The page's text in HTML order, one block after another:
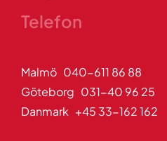
Telefon
Malmö 040-611 86 88
Göteborg 031-40 96 25
Danmark +45 33-162 162